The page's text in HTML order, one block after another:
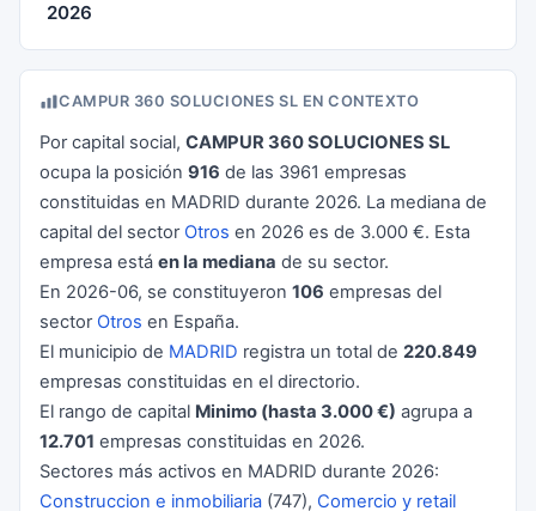
2026
CAMPUR 360 SOLUCIONES SL EN CONTEXTO
Por capital social, CAMPUR 360 SOLUCIONES SL
ocupa la posición 916 de las 3961 empresas
constituidas en MADRID durante 2026. La mediana de
capital del sector Otros en 2026 es de 3.000 €. Esta
empresa está en la mediana de su sector.
En 2026-06, se constituyeron 106 empresas del
sector Otros en España.
El municipio de MADRID registra un total de 220.849
empresas constituidas en el directorio.
El rango de capital Minimo (hasta 3.000 €) agrupa a
12.701 empresas constituidas en 2026.
Sectores más activos en MADRID durante 2026:
Construccion e inmobiliaria (747), Comercio y retail